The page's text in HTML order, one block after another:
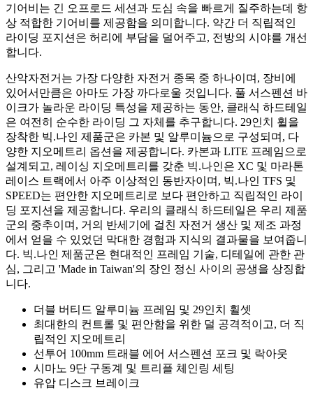
기어비는 긴 오프로드 세션과 도심 속을 빠르게 질주하는데 항
상 적합한 기어비를 제공함을 의미합니다. 약간 더 직립적인
라이딩 포지션은 허리에 부담을 덜어주고, 전방의 시야를 개선
합니다.
산악자전거는 가장 다양한 자전거 종목 중 하나이며, 장비에
있어서만큼은 아마도 가장 까다로울 것입니다. 풀 서스펜션 바
이크가 놀라운 라이딩 특성을 제공하는 동안, 클래식 하드테일
은 여전히 순수한 라이딩 그 자체를 추구합니다. 29인치 휠을
장착한 빅.나인 제품군은 카본 및 알루미늄으로 구성되며, 다
양한 지오메트리 옵션을 제공합니다. 카본과 LITE 프레임으로
설계되고, 레이싱 지오메트리를 갖춘 빅.나인은 XC 및 마라톤
레이스 트랙에서 아주 이상적인 동반자이며, 빅.나인 TFS 및
SPEED는 편안한 지오메트리로 보다 편안하고 직립적인 라이
딩 포지션을 제공합니다. 우리의 클래식 하드테일은 우리 제품
군의 중추이며, 거의 반세기에 걸친 자전거 생산 및 제조 과정
에서 얻을 수 있었던 막대한 경험과 지식의 결과물을 보여줍니
다. 빅.나인 제품군은 현대적인 프레임 기술, 디테일에 관한 관
심, 그리고 'Made in Taiwan'의 장인 정신 사이의 공생을 상징합
니다.
더블 버티드 알루미늄 프레임 및 29인치 휠셋
최대한의 컨트롤 및 편안함을 위한 덜 공격적이고, 더 직
립적인 지오메트리
선투어 100mm 트래블 에어 서스펜션 포크 및 락아웃
시마노 9단 구동계 및 트리플 체인링 세팅
유압 디스크 브레이크